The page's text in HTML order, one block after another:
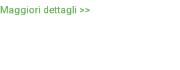
Maggiori dettagli >>